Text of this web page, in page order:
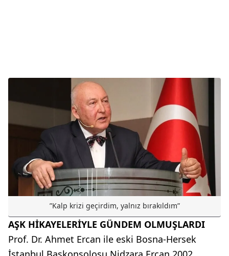
ʺKalp krizi geçirdim, yalnız bırakıldımʺ
AŞK HİKAYELERİYLE GÜNDEM OLMUŞLARDI
Prof. Dr. Ahmet Ercan ile eski Bosna-Hersek